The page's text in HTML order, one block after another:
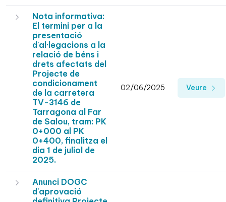
Nota informativa:
El termini per a la
presentació
d'al·legacions a la
relació de béns i
drets afectats del
Projecte de
condicionament
de la carretera
TV-3146 de
Tarragona al Far
de Salou, tram: PK
0+000 al PK
0+400, finalitza el
dia 1 de juliol de
2025.
02/06/2025 Veure
Anunci DOGC
d'aprovació